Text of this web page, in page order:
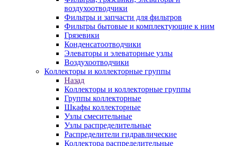
воздухоотводчики
Фильтры и запчасти для фильтров
Фильтры бытовые и комплектующие к ним
Грязевики
Конденсатоотводчики
Элеваторы и элеваторные узлы
Воздухоотводчики
Коллекторы и коллекторные группы
Назад
Коллекторы и коллекторные группы
Группы коллекторные
Шкафы коллекторные
Узлы смесительные
Узлы распределительные
Распределители гидравлические
Коллектора распределительные